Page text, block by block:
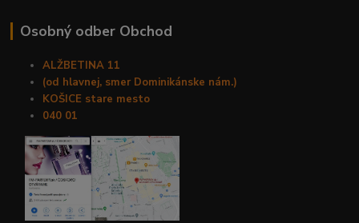
Osobný odber Obchod
ALŽBETINA 11
(od hlavnej, smer Dominikánske nám.)
KOŠICE stare mesto
040 01